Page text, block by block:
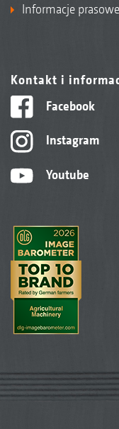
Informacje prasowe
Kontakt i
Facebook
Instagram
Youtube